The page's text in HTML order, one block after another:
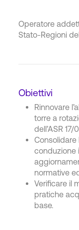
Operatore
Stato-Regioni
Obiettivi
Rinnovare
torre a
dell’ASR
conduzione
normative
Verificare il
pratiche
base.